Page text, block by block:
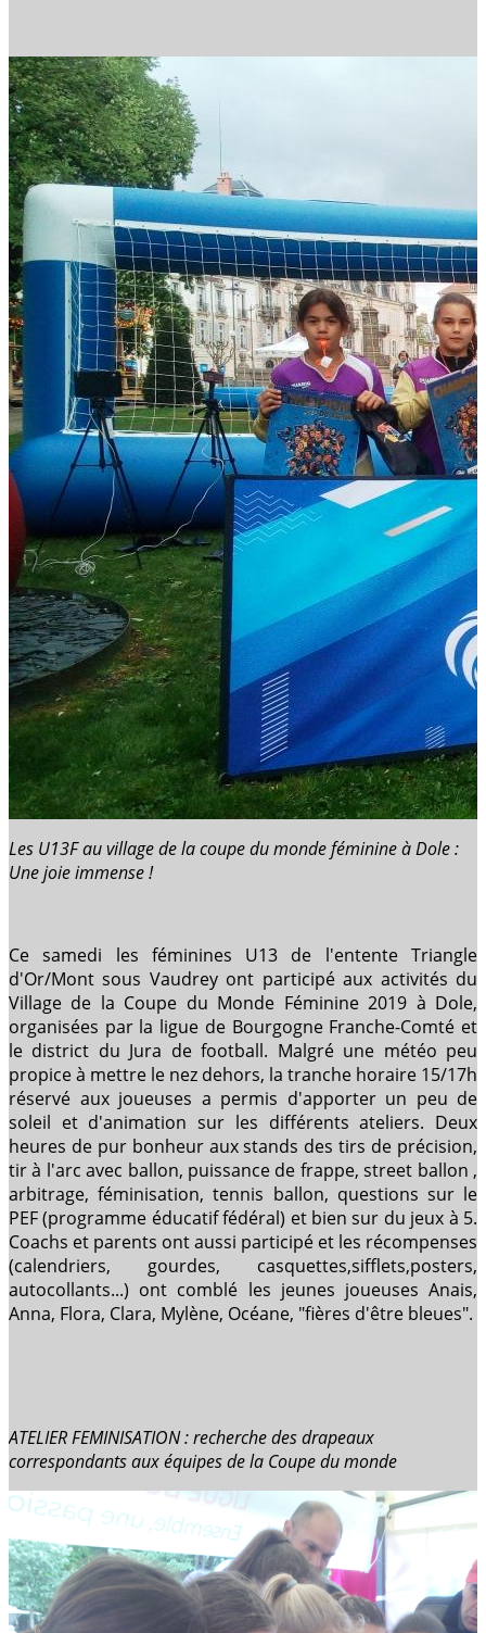
Les U13F au village de la coupe du monde féminine à Dole :
Une joie immense !
Ce samedi les féminines U13 de l'entente Triangle
d'Or/Mont sous Vaudrey ont participé aux activités du
Village de la Coupe du Monde Féminine 2019 à Dole,
organisées par la ligue de Bourgogne Franche-Comté et
le district du Jura de football. Malgré une météo peu
propice à mettre le nez dehors, la tranche horaire 15/17h
réservé aux joueuses a permis d'apporter un peu de
soleil et d'animation sur les différents ateliers. Deux
heures de pur bonheur aux stands des tirs de précision,
tir à l'arc avec ballon, puissance de frappe, street ballon ,
arbitrage, féminisation, tennis ballon, questions sur le
PEF (programme éducatif fédéral) et bien sur du jeux à 5.
Coachs et parents ont aussi participé et les récompenses
(calendriers, gourdes, casquettes,sifflets,posters,
autocollants...) ont comblé les jeunes joueuses Anais,
Anna, Flora, Clara, Mylène, Océane, "fières d'être bleues".
ATELIER FEMINISATION : recherche des drapeaux
correspondants aux équipes de la Coupe du monde